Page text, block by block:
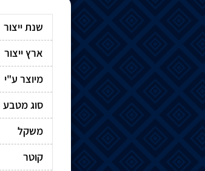
שנת ייצור
ארץ ייצור
מיוצר ע"י
סוג מטבע
משקל
קוטר